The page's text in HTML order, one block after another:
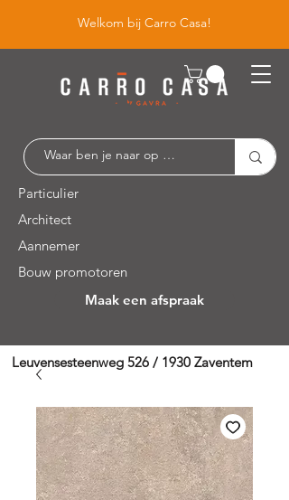
Welkom bij Carro Casa!
Particulier
Architect
Aannemer
Bouw promotoren
Maak een afspraak
Leuvensesteenweg 526 / 1930 Zaventem